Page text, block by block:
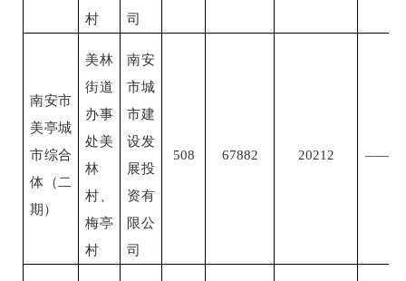
村
司
南安市
美亭城
市综合
体（二
期）
美林
街道
办事
处美
林
村、
梅亭
村
南安
市城
市建
设发
展投
资有
限公
司
508 67882 20212 ——